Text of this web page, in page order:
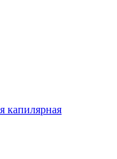
капилярная